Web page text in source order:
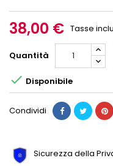
38,00 € Tasse
Quantità
 Disponibile
Condividi
Sicurezza della